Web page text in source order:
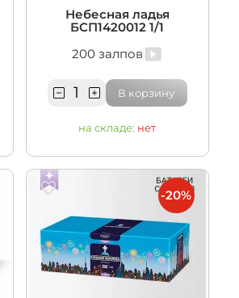
Небесная ладья
БСП1420012 1/1
200 залпов
В корзину
на складе: нет
-20%